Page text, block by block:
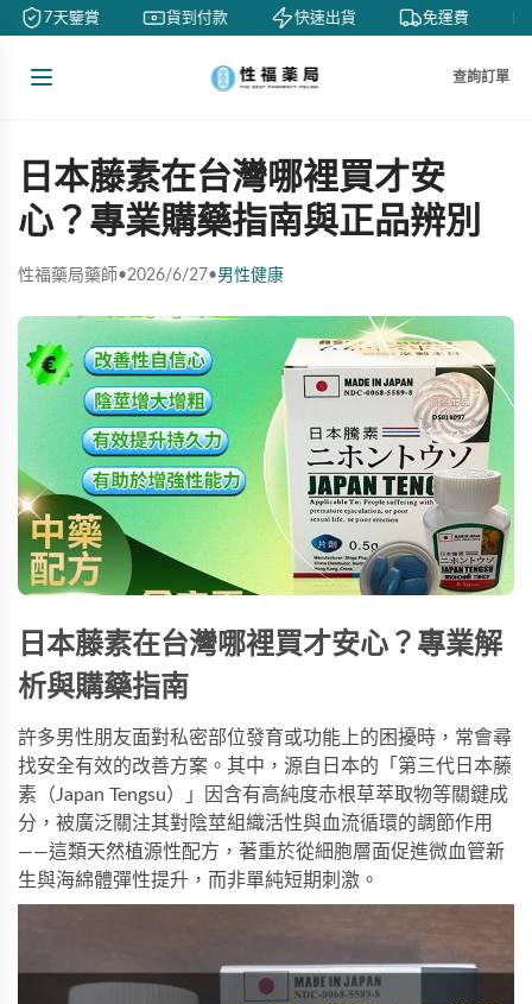
7天鑒賞 貨到付款 快速出貨 免運費
查詢訂單
日本藤素在台灣哪裡買才安
心？專業購藥指南與正品辨別
性福藥局藥師•2026/6/27•男性健康
日本藤素在台灣哪裡買才安心？專業解
析與購藥指南
許多男性朋友面對私密部位發育或功能上的困擾時，常會尋
找安全有效的改善方案。其中，源自日本的「第三代日本藤
素（Japan Tengsu）」因含有高純度赤根草萃取物等關鍵成
分，被廣泛關注其對陰莖組織活性與血流循環的調節作用
——這類天然植源性配方，著重於從細胞層面促進微血管新
生與海綿體彈性提升，而非單純短期刺激。